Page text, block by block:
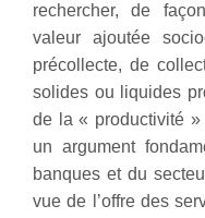
rechercher, de
valeur ajoutée
précollecte, de
solides ou liquides
de la « productivité »
un argument
banques et du
vue de l’offre des